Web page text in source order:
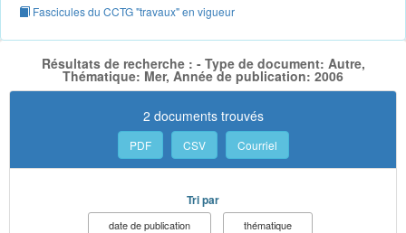
Fascicules du CCTG "travaux" en vigueur
Résultats de recherche : - Type de document: Autre,
Thématique: Mer, Année de publication: 2006
2 documents trouvés
PDF CSV Courriel
Tri par
date de publication
thématique